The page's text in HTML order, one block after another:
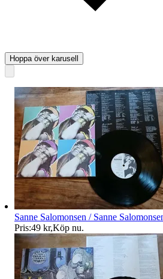
Hoppa över karusell
Sanne Salomonsen / Sanne
Pris:49 kr,Köp nu.